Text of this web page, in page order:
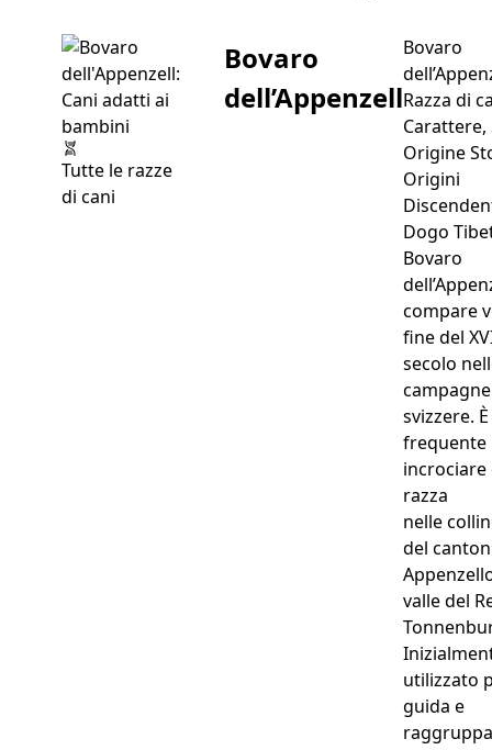
Tutte le razze
di cani
Bovaro
dell’Appenzell
Bovaro
Razza di
Carattere,
Origine
Origini
Dogo
Bovaro
compare
fine del
secolo
campagne
svizzere. È
frequente
incrociare
razza
nelle
del canton
valle del
utilizzato
guida e